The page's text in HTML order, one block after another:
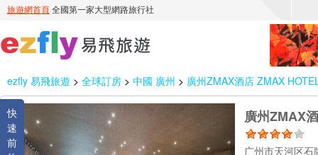
ezfly 易飛旅遊 > 全球訂房 > 中國 廣州 > 廣州ZMAX酒店 ZMAX
快
速
前
廣州ZMAX
广州市天河区